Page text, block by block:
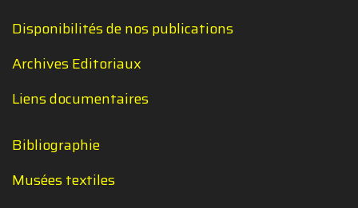
Disponibilités de nos publications
Archives Editoriaux
Liens documentaires
Bibliographie
Musées textiles